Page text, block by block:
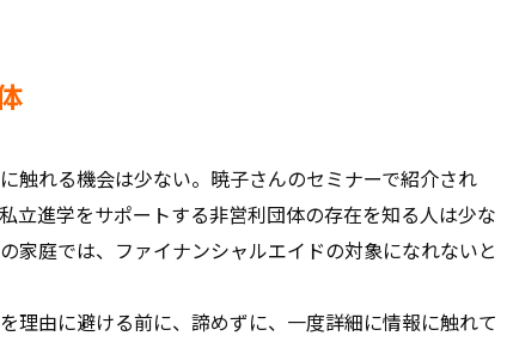
触れる機会は少ない。暁子さんのセミナーで紹介され
立進学をサポートする非営利団体の存在を知る人は少な
家庭では、ファイナンシャルエイドの対象になれないと
理由に避ける前に、諦めずに、一度詳細に情報に触れて